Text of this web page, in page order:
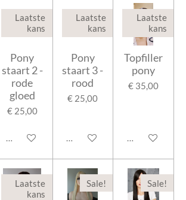
Laatste
kans
Pony
staart 2 -
rode
gloed
€ 25,00
In winkelwagen
Laatste
kans
Pony
staart 3 -
rood
€ 25,00
In winkelwagen
Laatste
kans
Topfiller
pony
€ 35,00
In
Laatste
kans
Sale! Sale!